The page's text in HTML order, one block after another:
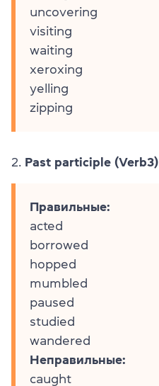
uncovering
visiting
waiting
xeroxing
yelling
zipping
2. Past participle (Verb3)
Правильные:
acted
borrowed
hopped
mumbled
paused
studied
wandered
Неправильные:
caught